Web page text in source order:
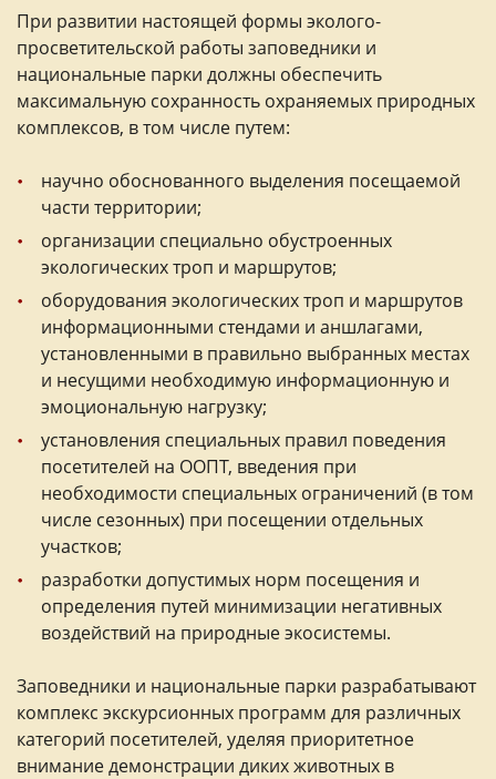
При развитии настоящей формы эколого-
просветительской работы заповедники и
национальные парки должны обеспечить
максимальную сохранность охраняемых природных
комплексов, в том числе путем:
научно обоснованного выделения посещаемой
части территории;
организации специально обустроенных
экологических троп и маршрутов;
оборудования экологических троп и маршрутов
информационными стендами и аншлагами,
установленными в правильно выбранных местах
и несущими необходимую информационную и
эмоциональную нагрузку;
установления специальных правил поведения
посетителей на ООПТ, введения при
необходимости специальных ограничений (в том
числе сезонных) при посещении отдельных
участков;
разработки допустимых норм посещения и
определения путей минимизации негативных
воздействий на природные экосистемы.
Заповедники и национальные парки разрабатывают
комплекс экскурсионных программ для различных
категорий посетителей, уделяя приоритетное
внимание демонстрации диких животных в